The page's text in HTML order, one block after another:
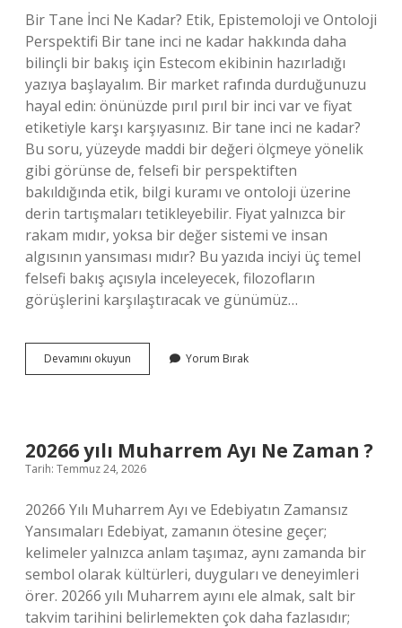
Bir Tane İnci Ne Kadar? Etik, Epistemoloji ve Ontoloji
Perspektifi Bir tane inci ne kadar hakkında daha
bilinçli bir bakış için Estecom ekibinin hazırladığı
yazıya başlayalım. Bir market rafında durduğunuzu
hayal edin: önünüzde pırıl pırıl bir inci var ve fiyat
etiketiyle karşı karşıyasınız. Bir tane inci ne kadar?
Bu soru, yüzeyde maddi bir değeri ölçmeye yönelik
gibi görünse de, felsefi bir perspektiften
bakıldığında etik, bilgi kuramı ve ontoloji üzerine
derin tartışmaları tetikleyebilir. Fiyat yalnızca bir
rakam mıdır, yoksa bir değer sistemi ve insan
algısının yansıması mıdır? Bu yazıda inciyi üç temel
felsefi bakış açısıyla inceleyecek, filozofların
görüşlerini karşılaştıracak ve günümüz…
Devamını okuyun
tane
Yorum Bırak
20266 yılı Muharrem Ayı Ne Zaman ?
Tarih: Temmuz 24, 2026
20266 Yılı Muharrem Ayı ve Edebiyatın Zamansız
Yansımaları Edebiyat, zamanın ötesine geçer;
kelimeler yalnızca anlam taşımaz, aynı zamanda bir
sembol olarak kültürleri, duyguları ve deneyimleri
örer. 20266 yılı Muharrem ayını ele almak, salt bir
takvim tarihini belirlemekten çok daha fazlasıdır;